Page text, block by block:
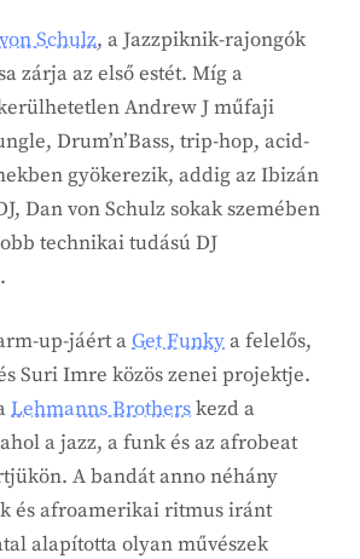
Schulz, a Jazzpiknik-rajongók
zárja az első estét. Míg a
Andrew J műfaji
Drum’n’Bass, trip-hop, acid-
gyökerezik, addig az Ibizán
Dan von Schulz sokak szemében
technikai tudású DJ
up-jáért aGet Funkya felelős,
Suri Imre közös zenei projektje.
Lehmanns Brotherskezd a
a jazz, a funk és az afrobeat
A bandát anno néhány
és afroamerikai ritmus iránt
alapította olyan művészek